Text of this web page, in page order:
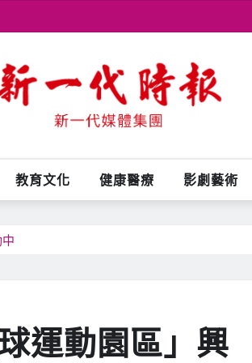
教育文化 健康醫療 影劇藝術
運動園區」興